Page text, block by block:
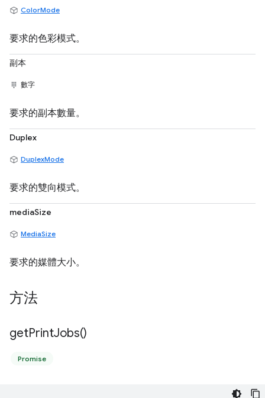
ColorMode
要求的色彩模式。
副本
數字
要求的副本數量。
Duplex
DuplexMode
要求的雙向模式。
mediaSize
MediaSize
要求的媒體大小。
方法
getPrintJobs()
Promise